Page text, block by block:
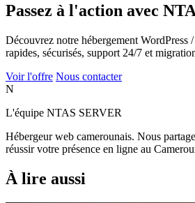
Passez à l'action avec
Découvrez notre hébergement WordPress
rapides, sécurisés, support 24/7 et
Voir l'offre Nous contacter
N
L'équipe NTAS SERVER
Hébergeur web camerounais. Nous
réussir votre présence en ligne au
À lire aussi